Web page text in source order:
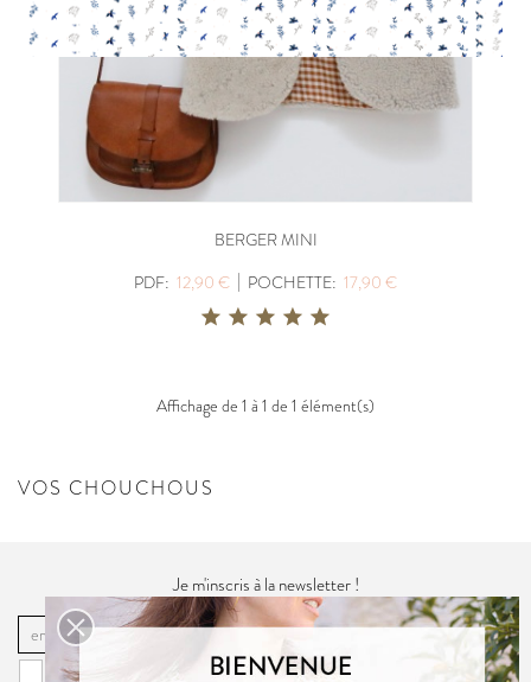
BERGER MINI
PDF: 12,90 € | POCHETTE: 17,90 €
Affichage de 1 à 1 de 1 élément(s)
VOS CHOUCHOUS
Je m'inscris à la newsletter !
OK
Vous pouvez vous désinscrire à tout moment. Vous trouverez pour cela